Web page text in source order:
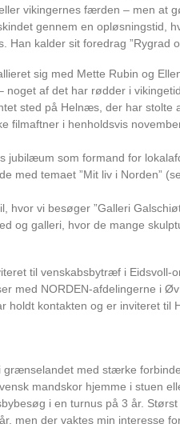
vikingernes færden – men at
gennem en opløsningstid,
Han kalder sit foredrag ”Rygrad
sig med Mette Rubin og
noget af det har rødder i
sted på Helnæs, der har stolte
filmaftner i henholdsvis
jubilæum som formand for
med temaet ”Mit liv i Norden”
hvor vi besøger ”Galleri
og galleri, hvor de mange
til venskabsbytræf i Eidsvoll-
med NORDEN-afdelingerne i
holdt kontakten og er inviteret til
med stærke
mandskor hjemme i stuen
i en turnus på 3 år.
men der vaktes min interesse